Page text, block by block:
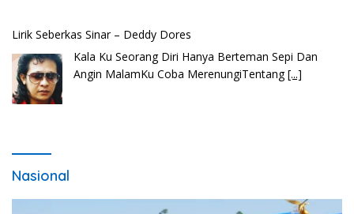
Lirik Seberkas Sinar – Deddy Dores
Kala Ku Seorang Diri Hanya Berteman Sepi Dan
Angin MalamKu Coba MerenungiTentang[...]
Nasional